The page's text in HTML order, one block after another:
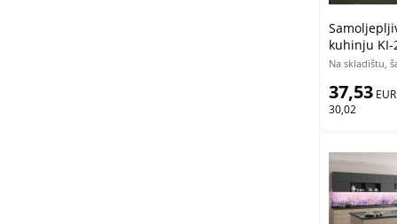
kuhinju KI-
sunca na
Na skladištu,
37,53 EUR
30,02